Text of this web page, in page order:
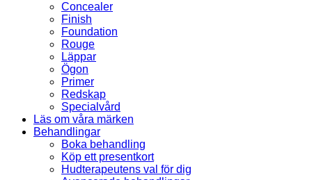
Concealer
Finish
Foundation
Rouge
Läppar
Ögon
Primer
Redskap
Specialvård
Läs om våra märken
Behandlingar
Boka behandling
Köp ett presentkort
Hudterapeutens val för dig